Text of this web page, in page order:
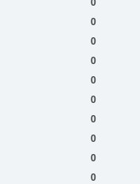
0
0
0
0
0
0
0
0
0
0